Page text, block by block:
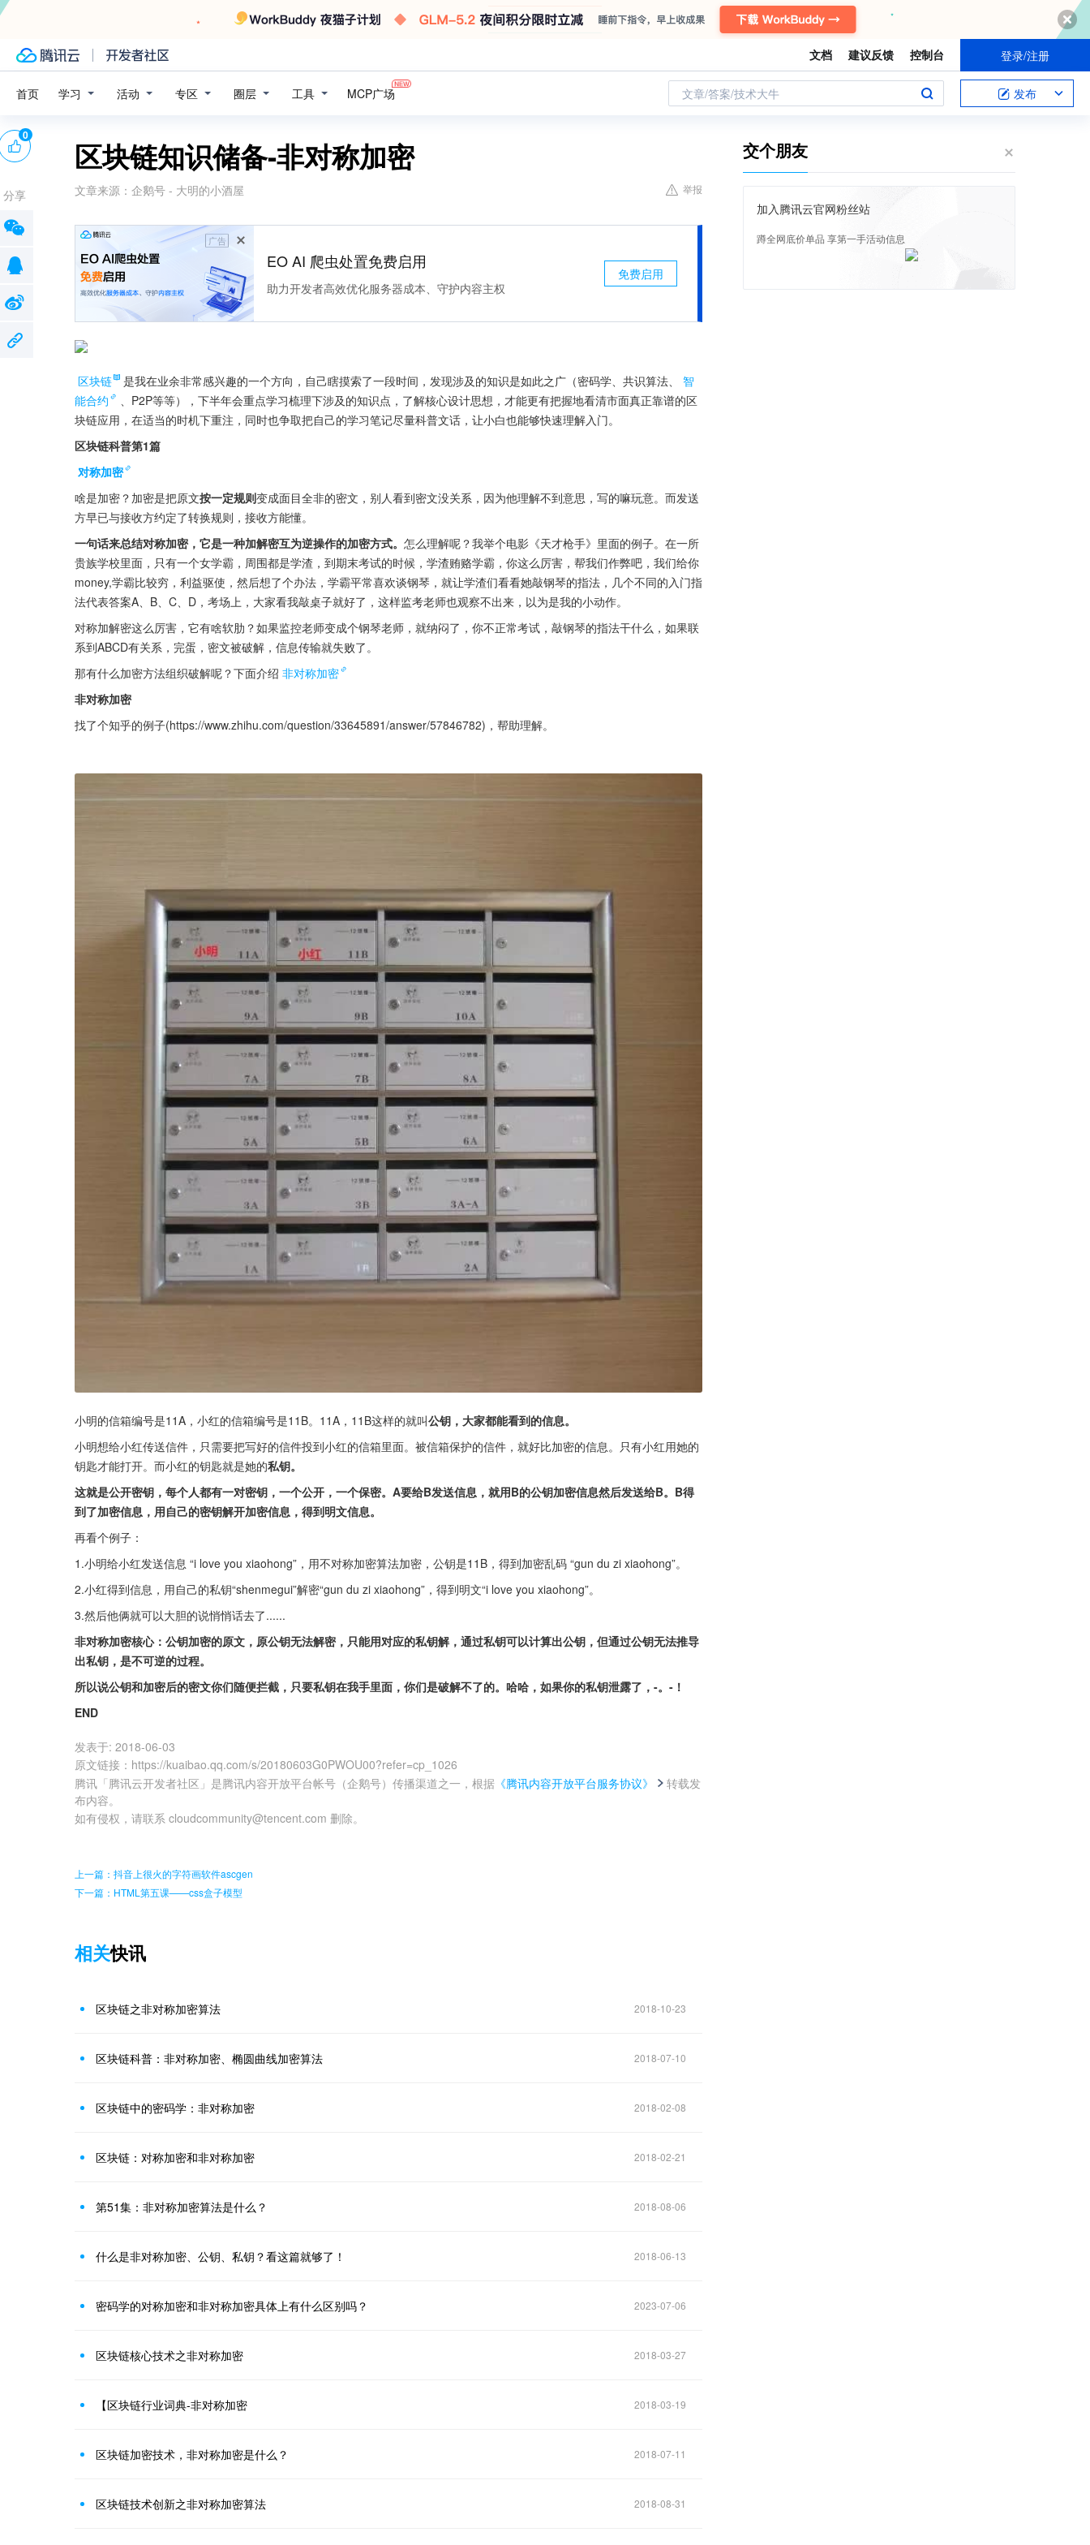
文档 建议反馈 控制台 登录/注册
首页 学习 活动 专区 圈层 工具 MCP广场 文章/答案/技术大牛 发布
区块链知识储备-非对称加密
文章来源： 企鹅号 - 大明的小酒屋 举报
广告
EO AI 爬虫处置免费启用
助力开发者高效优化服务器成本、守护内容主权
免费启用
区块链 是我在业余非常感兴趣的一个方向，自己瞎摸索了一段时间，发现涉及的知识是如此之广（密码学、共识算法、
智
能合约
、P2P等等），下半年会重点学习梳理下涉及的知识点，了解核心设计思想，才能更有把握地看清市面真正靠谱的区
块链应用，在适当的时机下重注，同时也争取把自己的学习笔记尽量科普文话，让小白也能够快速理解入门。
区块链科普第1篇
对称加密
啥是加密？加密是把原文按一定规则变成面目全非的密文，别人看到密文没关系，因为他理解不到意思，写的嘛玩意。而发送
方早已与接收方约定了转换规则，接收方能懂。
一句话来总结对称加密，它是一种加解密互为逆操作的加密方式。 怎么理解呢？我举个电影《天才枪手》里面的例子。在一所
贵族学校里面，只有一个女学霸，周围都是学渣，到期末考试的时候，学渣贿赂学霸，你这么厉害，帮我们作弊吧，我们给你
money,学霸比较穷，利益驱使，然后想了个办法，学霸平常喜欢谈钢琴，就让学渣们看看她敲钢琴的指法，几个不同的入门指
法代表答案A、B、C、D，考场上，大家看我敲桌子就好了，这样监考老师也观察不出来，以为是我的小动作。
对称加解密这么厉害，它有啥软肋？如果监控老师变成个钢琴老师，就纳闷了，你不正常考试，敲钢琴的指法干什么，如果联
系到ABCD有关系，完蛋，密文被破解，信息传输就失败了。
那有什么加密方法组织破解呢？下面介绍 非对称加密
非对称加密
找了个知乎的例子(https://www.zhihu.com/question/33645891/answer/57846782)，帮助理解。
小明的信箱编号是11A，小红的信箱编号是11B。11A，11B这样的就叫公钥，大家都能看到的信息。
小明想给小红传送信件，只需要把写好的信件投到小红的信箱里面。被信箱保护的信件，就好比加密的信息。只有小红用她的
钥匙才能打开。而小红的钥匙就是她的私钥。
这就是公开密钥，每个人都有一对密钥，一个公开，一个保密。A要给B发送信息，就用B的公钥加密信息然后发送给B。B得
到了加密信息，用自己的密钥解开加密信息，得到明文信息。
再看个例子：
1.小明给小红发送信息 “i love you xiaohong”，用不对称加密算法加密，公钥是11B，得到加密乱码 “gun du zi xiaohong”。
2.小红得到信息，用自己的私钥“shenmegui”解密“gun du zi xiaohong”，得到明文“i love you xiaohong”。
3.然后他俩就可以大胆的说悄悄话去了......
非对称加密核心：公钥加密的原文，原公钥无法解密，只能用对应的私钥解，通过私钥可以计算出公钥，但通过公钥无法推导
出私钥，是不可逆的过程。
所以说公钥和加密后的密文你们随便拦截，只要私钥在我手里面，你们是破解不了的。哈哈，如果你的私钥泄露了，-。-！
END
发表于: 2018-06-03
原文链接 ： https://kuaibao.qq.com/s/20180603G0PWOU00?refer=cp_1026
腾讯「腾讯云开发者社区」是腾讯内容开放平台帐号（企鹅号）传播渠道之一，根据 《腾讯内容开放平台服务协议》
转载发
布内容。
如有侵权，请联系 cloudcommunity@tencent.com 删除。
0
分享
上一篇：抖音上很火的字符画软件ascgen
下一篇：HTML第五课——css盒子模型
相关快讯
区块链之非对称加密算法 2018-10-23
区块链科普：非对称加密、椭圆曲线加密算法 2018-07-10
区块链中的密码学：非对称加密 2018-02-08
区块链：对称加密和非对称加密 2018-02-21
第51集：非对称加密算法是什么？ 2018-08-06
什么是非对称加密、公钥、私钥？看这篇就够了！ 2018-06-13
密码学的对称加密和非对称加密具体上有什么区别吗？ 2023-07-06
区块链核心技术之非对称加密 2018-03-27
【区块链行业词典-非对称加密 2018-03-19
区块链加密技术，非对称加密是什么？ 2018-07-11
区块链技术创新之非对称加密算法 2018-08-31
交个朋友
加入腾讯云官网粉丝站
蹲全网底价单品 享第一手活动信息